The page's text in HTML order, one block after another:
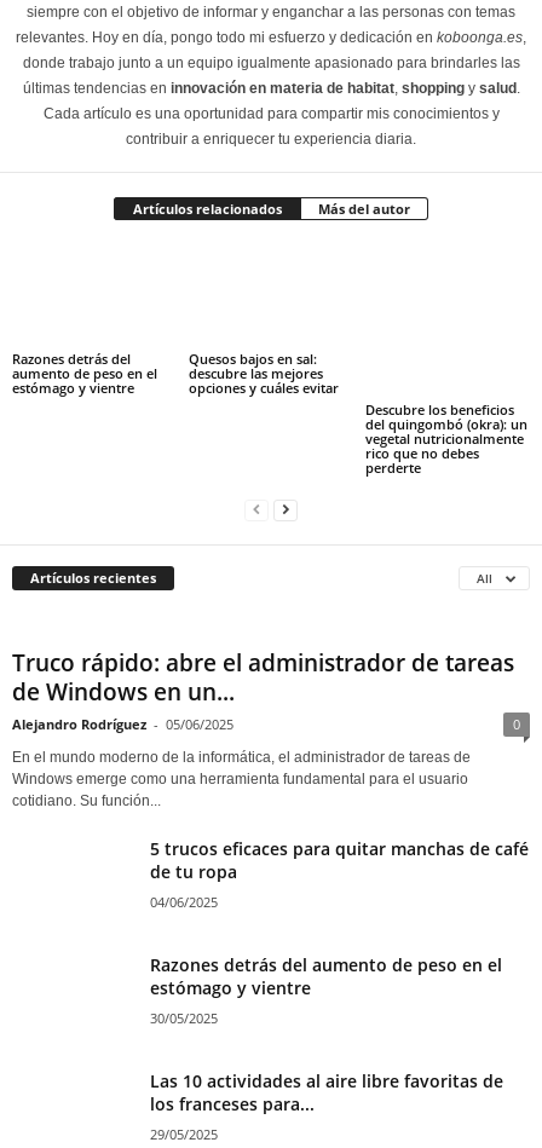
siempre con el objetivo de informar y enganchar a las personas con temas
relevantes. Hoy en día, pongo todo mi esfuerzo y dedicación en koboonga.es,
donde trabajo junto a un equipo igualmente apasionado para brindarles las
últimas tendencias en innovación en materia de habitat, shoppingy salud .
Cada artículo es una oportunidad para compartir mis conocimientos y
contribuir a enriquecer tu experiencia diaria.
Artículos relacionados Más del autor
Razones detrás del
aumento de peso en el
estómago y vientre
Quesos bajos en sal:
descubre las mejores
opciones y cuáles evitar
Descubre los beneficios
del quingombó (okra): un
vegetal nutricionalmente
rico que no debes
perderte
Artículos recientes All
Truco rápido: abre el administrador de tareas
de Windows en un...
Alejandro Rodríguez - 05/06/2025 0
En el mundo moderno de la informática, el administrador de tareas de
Windows emerge como una herramienta fundamental para el usuario
cotidiano. Su función...
5 trucos eficaces para quitar manchas de café
de tu ropa
04/06/2025
Razones detrás del aumento de peso en el
estómago y vientre
30/05/2025
Las 10 actividades al aire libre favoritas de
los franceses para...
29/05/2025